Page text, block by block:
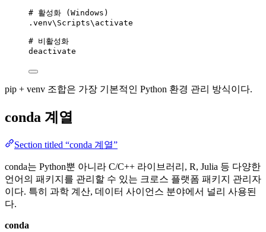
# 활성화 (Windows)
.venv\Scripts\activate
# 비활성화
deactivate
pip + venv 조합은 가장 기본적인 Python 환경 관리 방식이다.
conda 계열
Section titled “conda 계열”
conda는 Python뿐 아니라 C/C++ 라이브러리, R, Julia 등 다양한
언어의 패키지를 관리할 수 있는 크로스 플랫폼 패키지 관리자
이다. 특히 과학 계산, 데이터 사이언스 분야에서 널리 사용된
다.
conda